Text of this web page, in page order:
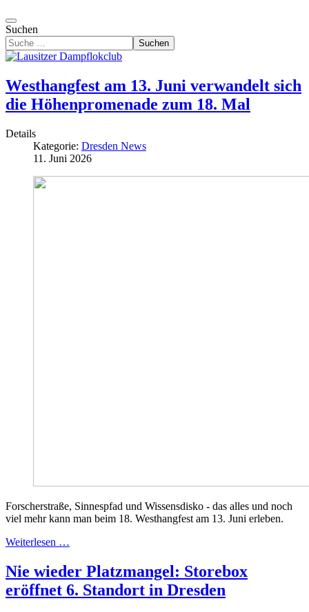
Suchen
Suchen
Westhangfest am 13. Juni verwandelt sich
die Höhenpromenade zum 18. Mal
Details
Kategorie: Dresden News
11. Juni 2026
Forscherstraße, Sinnespfad und Wissensdisko - das alles und noch
viel mehr kann man beim 18. Westhangfest am 13. Juni erleben.
Weiterlesen …
Nie wieder Platzmangel: Storebox
eröffnet 6. Standort in Dresden